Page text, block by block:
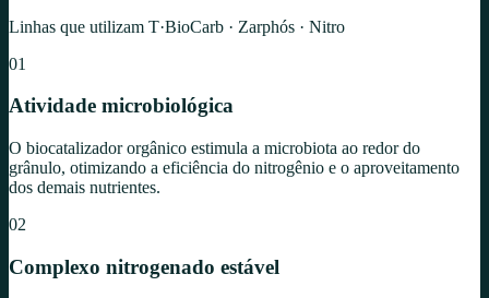
Linhas que utilizam T·BioCarb · Zarphós · Nitro
01
Atividade microbiológica
O biocatalizador orgânico estimula a microbiota ao redor do
grânulo, otimizando a eficiência do nitrogênio e o aproveitamento
dos demais nutrientes.
02
Complexo nitrogenado estável